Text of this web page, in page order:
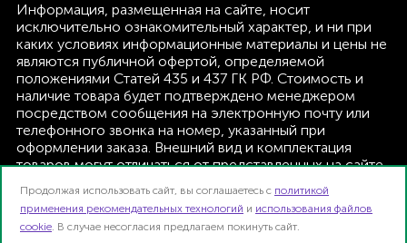
Информация, размещенная на сайте, носит
исключительно ознакомительный характер, и ни при
каких условиях информационные материалы и цены не
являются публичной офертой, определяемой
положениями Статей 435 и 437 ГК РФ. Стоимость и
наличие товара будет подтверждено менеджером
посредством сообщения на электронную почту или
телефонного звонка на номер, указанный при
оформлении заказа. Внешний вид и комплектация
товаров могут отличаться от представленных на сайте.
текущую комплектацию, без дополнительного
уведомления.
Продолжая использовать сайт, вы соглашаетесь с политикой
применения рекомендательных технологий и использования файлов
cookie. В случае несогласия предлагаем покинуть сайт.